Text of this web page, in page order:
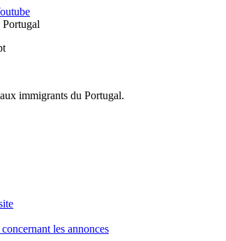
immigrants du Portugal.
les annonces